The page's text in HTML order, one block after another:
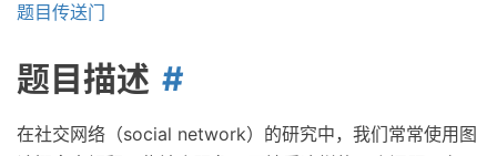
题目传送门
题目描述
在社交网络（social network）的研究中，我们常常使用图